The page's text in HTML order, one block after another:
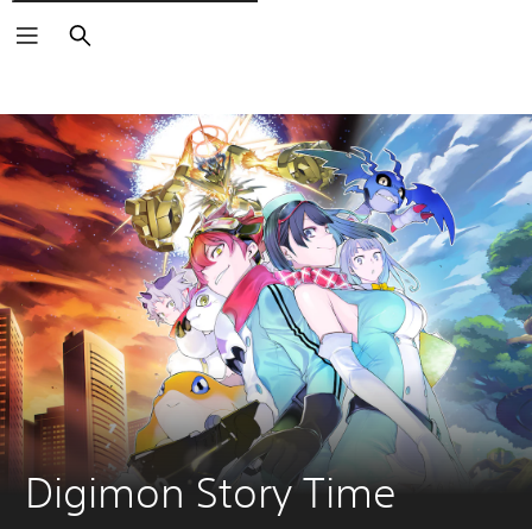
Buscar
Digimon Story Time